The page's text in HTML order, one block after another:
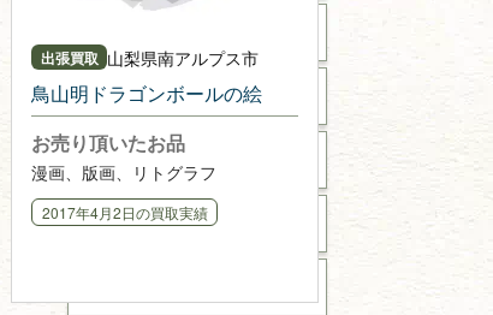
出張買取 山梨県南アルプス市
鳥山明ドラゴンボールの絵
お売り頂いたお品
漫画、版画、リトグラフ
2017年4月2日の買取実績
書道
拓本・法帖・
篆刻・印譜